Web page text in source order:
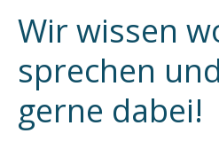
Wir wissen
sprechen
gerne dabei!